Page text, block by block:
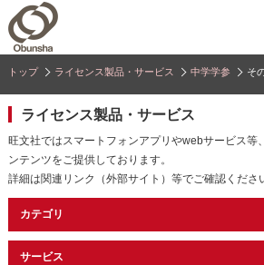
トップ ライセンス製品・サービス 中学学参 そ
ライセンス製品・サービス
旺文社ではスマートフォンアプリやwebサービス等
ンテンツをご提供しております。
詳細は関連リンク（外部サイト）等でご確認くださ
カテゴリ
サービス